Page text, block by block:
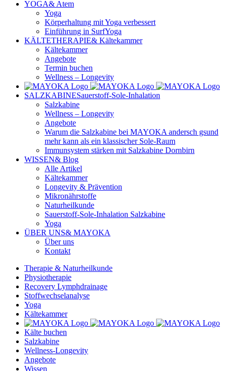
YOGA& Atem
Yoga
Körperhaltung mit Yoga verbessert
Einführung in SurfYoga
KÄLTETHERAPIE& Kältekammer
Kältekammer
Angebote
Termin buchen
Wellness – Longevity
SALZKABINESauerstoff-Sole-Inhalation
Salzkabine
Wellness – Longevity
Angebote
Warum die Salzkabine bei MAYOKA andersch gsund
mehr kann als ein klassischer Sole-Raum
Immunsystem stärken mit Salzkabine Dornbirn
WISSEN& Blog
Alle Artikel
Kältekammer
Longevity & Prävention
Mikronährstoffe
Naturheilkunde
Sauerstoff-Sole-Inhalation Salzkabine
Yoga
ÜBER UNS& MAYOKA
Über uns
Kontakt
Therapie & Naturheilkunde
Physiotherapie
Recovery Lymphdrainage
Stoffwechselanalyse
Yoga
Kältekammer
Kälte buchen
Salzkabine
Wellness-Longevity
Angebote
Wissen